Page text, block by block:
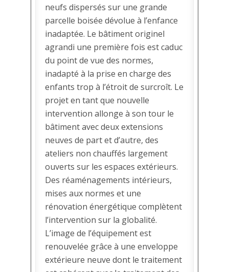
neufs dispersés sur une grande
parcelle boisée dévolue à l’enfance
inadaptée. Le bâtiment originel
agrandi une première fois est caduc
du point de vue des normes,
inadapté à la prise en charge des
enfants trop à l’étroit de surcroît. Le
projet en tant que nouvelle
intervention allonge à son tour le
bâtiment avec deux extensions
neuves de part et d’autre, des
ateliers non chauffés largement
ouverts sur les espaces extérieurs.
Des réaménagements intérieurs,
mises aux normes et une
rénovation énergétique complètent
l’intervention sur la globalité.
L’image de l’équipement est
renouvelée grâce à une enveloppe
extérieure neuve dont le traitement